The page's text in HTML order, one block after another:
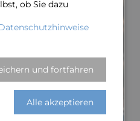
ob Sie dazu
und fortfahren
Alle akzeptieren